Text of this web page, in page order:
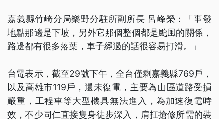
嘉義縣竹崎分局樂野分駐所副所長 呂峰榮：「事發
地點那邊是下坡，另外它那個整個都是颱風的關係，
路邊都有很多落葉，車子經過的話很容易打滑。」
台電表示，截至29號下午，全台僅剩嘉義縣769戶，
以及高雄市119戶，還未復電，主要為山區道路受損
嚴重，工程車等大型機具無法進入，為加速復電時
效，不少同仁直接隻身徒步深入，肩扛搶修所需的裝